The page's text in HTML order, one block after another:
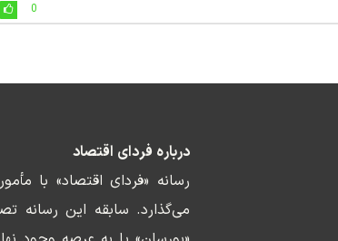
0
درباره فردای اقتصاد
رسانه «فردای اقتصاد» با